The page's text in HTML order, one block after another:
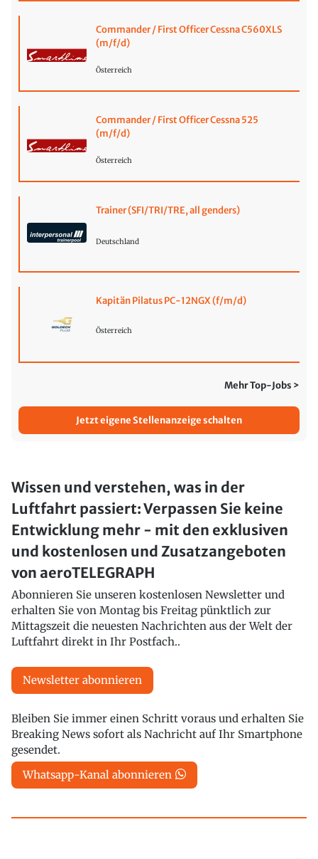
Commander / First Officer Cessna C560XLS
(m/f/d)
Österreich
Commander / First Officer Cessna 525
(m/f/d)
Österreich
Trainer (SFI/TRI/TRE, all genders)
Deutschland
Kapitän Pilatus PC-12NGX (f/m/d)
Österreich
Mehr Top-Jobs >
Jetzt eigene Stellenanzeige schalten
Wissen und verstehen, was in der
Luftfahrt passiert: Verpassen Sie keine
Entwicklung mehr - mit den exklusiven
und kostenlosen und Zusatzangeboten
von aeroTELEGRAPH
Abonnieren Sie unseren kostenlosen Newsletter und
erhalten Sie von Montag bis Freitag pünktlich zur
Mittagszeit die neuesten Nachrichten aus der Welt der
Luftfahrt direkt in Ihr Postfach..
Newsletter abonnieren
Bleiben Sie immer einen Schritt voraus und erhalten Sie
Breaking News sofort als Nachricht auf Ihr Smartphone
gesendet.
Whatsapp-Kanal abonnieren